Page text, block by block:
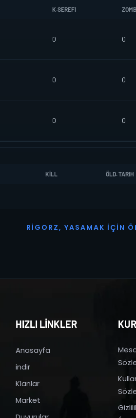
K.SEREFI
0 0
0 0
0 0
KILL ÖLD. TARIH
R I G O R Z, YASAMAK İ ÇI N Ö
HIZLI LİNKLER
Anasayfa
indir
Klanlar
Market